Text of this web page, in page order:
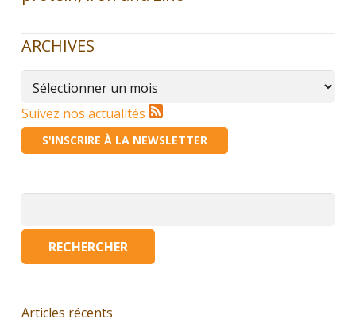
ARCHIVES
Archives
Suivez nos actualités
S'INSCRIRE À LA NEWSLETTER
Articles récents